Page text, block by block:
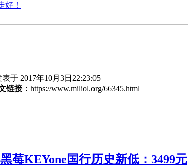
好！
表于 2017年10月3日22:23:05
链接： https://www.miliol.org/66345.html
莓KEYone国行历史新低：3499元